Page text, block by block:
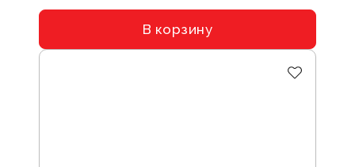
В корзину